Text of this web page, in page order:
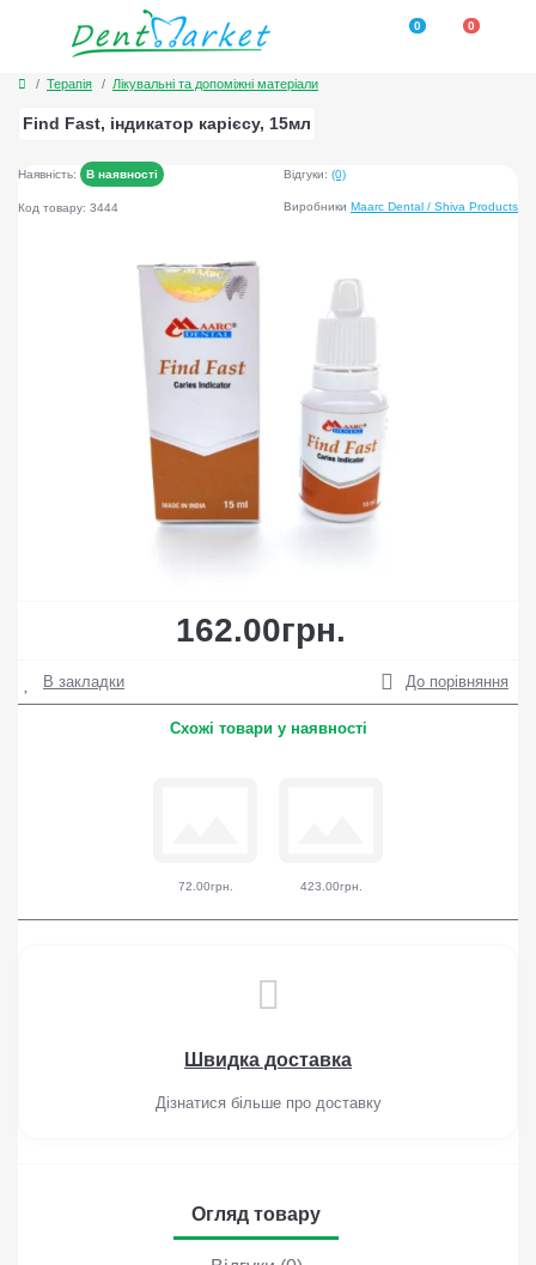
0 0
Терапія Лікувальні та допоміжні матеріали
Find Fast, індикатор карієсу, 15мл
Наявність: В наявності
Код товару: 3444
Відгуки: (0)
Виробники Maarc Dental / Shiva Products
162.00грн.
В закладки До порівняння
Схожі товари у наявності
72.00грн. 423.00грн.
Швидка доставка
Дізнатися більше про доставку
Огляд товару